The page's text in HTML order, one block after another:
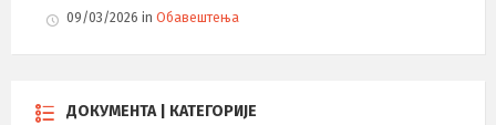
09/03/2026 in Обавештења
ДОКУМЕНТА | КАТЕГОРИЈЕ